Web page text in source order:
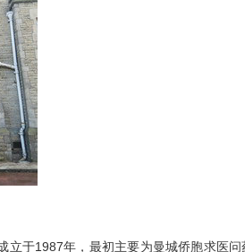
于1987年，最初主要为曼城侨胞求医